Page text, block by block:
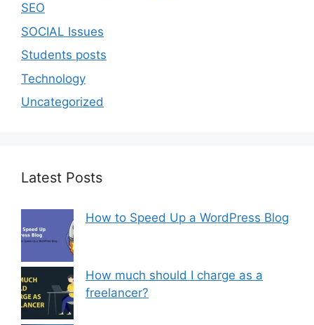
SEO
SOCIAL Issues
Students posts
Technology
Uncategorized
Latest Posts
How to Speed Up a WordPress Blog
How much should I charge as a
freelancer?